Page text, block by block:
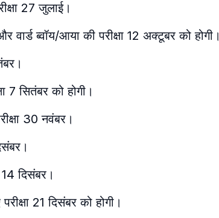
27 जुलाई।
वार्ड ब्वॉय/आया की परीक्षा 12 अक्टूबर को होगी।
7 सितंबर को होगी।
30 नवंबर।
दिसंबर।
21 दिसंबर को होगी।